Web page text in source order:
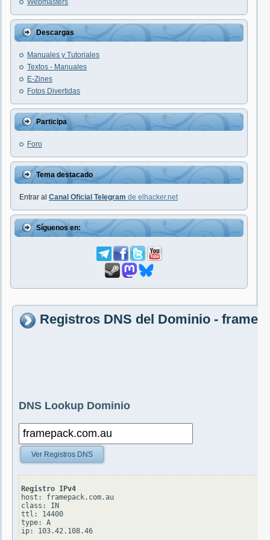
Webmasters
Descargas
Manuales y Tutoriales
Textos - Manuales
E-Zines
Fotos Divertidas
Participa
Foro
Tema destacado
Entrar al Canal Oficial Telegram de elhacker.net
Síguenos en:
Registros DNS del Dominio -
DNS Lookup Dominio
Ver Registros DNS
Registro IPv4
host: framepack.com.au
class: IN
ttl: 14400
type: A